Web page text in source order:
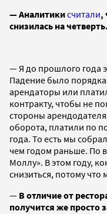
— Аналитикисчитали,
снизилась на
— Я до прошлого года
Падение было
арендаторы или
контракту, чтобы не
стороны
оборота, платили по
года. То есть мы
чем годом раньше. По
Моллу». В этом году,
снизиться, потому
— В отличие от
получится же просто